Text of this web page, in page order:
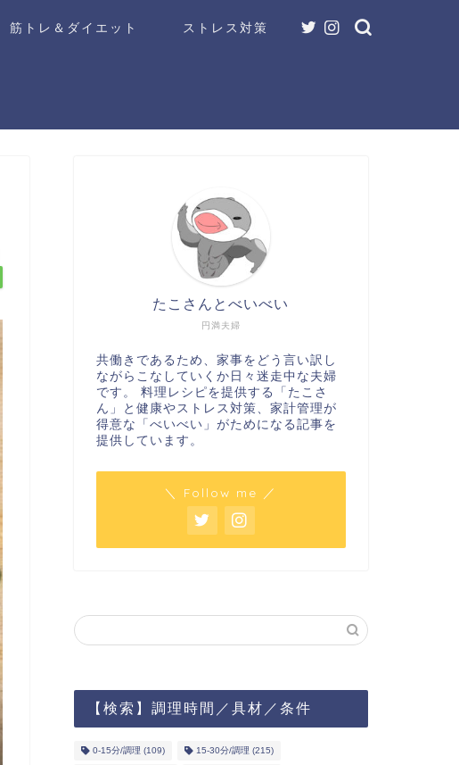
筋トレ＆ダイエット ストレス対策
円満夫婦
たこさんとべいべい
共働きであるため、家事をどう言い訳し
ながらこなしていくか日々迷走中な夫婦
です。 料理レシピを提供する「たこさ
ん」と健康やストレス対策、家計管理が
得意な「べいべい」がためになる記事を
提供しています。
＼ Follow me ／
【検索】調理時間／具材／条件
0-15分/調理 (109) 15-30分/調理 (215)